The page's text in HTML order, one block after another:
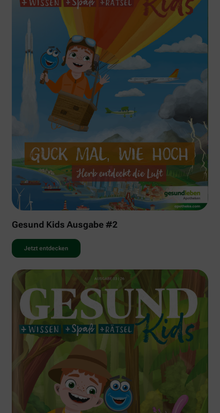
Gesund Kids Ausgabe #2
Jetzt entdecken